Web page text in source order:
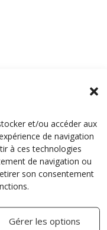
et/ou accéder aux
de navigation
à ces technologies
de navigation ou
son consentement
Gérer les options